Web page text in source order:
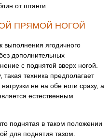
от штанги.
ПРЯМОЙ НОГОЙ
ягодичного
дополнительных
с поднятой вверх ногой.
техника предполагает
не на обе ноги сразу, а
естественным
поднятая в таком положении
для поднятия тазом.